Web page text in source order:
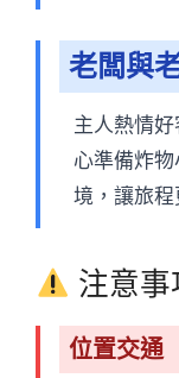
老闆與
主人熱情
心準備炸
境，讓旅程
注意事
位置交通